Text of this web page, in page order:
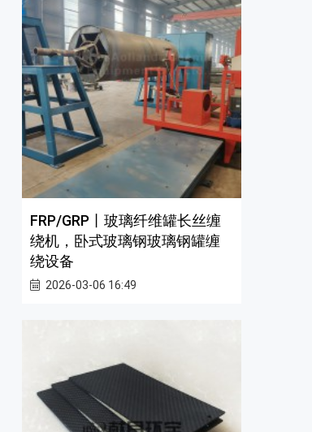
FRP/GRP丨玻璃纤维罐长丝缠
绕机，卧式玻璃钢玻璃钢罐缠
绕设备
2026-03-06 16:49